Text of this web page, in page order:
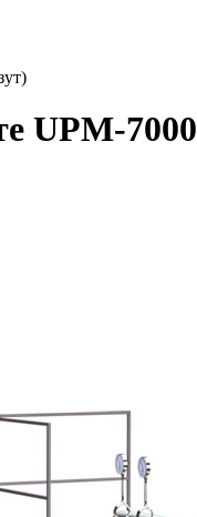
UPM-7000